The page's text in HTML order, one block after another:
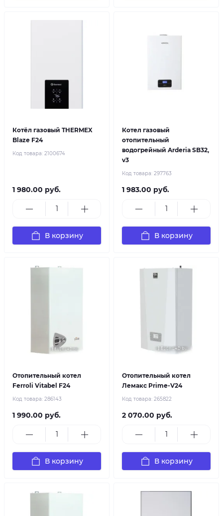
Котёл газовый THERMEX
Blaze F24
Код товара: 2100674
1 980.00 руб.
В корзину
Котел газовый
отопительный
водогрейный Arderia SB32,
v3
Код товара: 297763
1 983.00 руб.
В корзину
Отопительный котел
Ferroli Vitabel F24
Код товара: 286143
1 990.00 руб.
В корзину
Отопительный котел
Лемакс Prime-V24
Код товара: 265822
2 070.00 руб.
В корзину